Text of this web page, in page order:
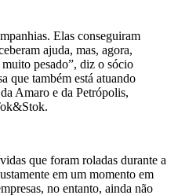
Elas conseguiram
ajuda, mas, agora,
pesado”, diz o sócio
que também está atuando
Amaro e da Petrópolis,
que foram roladas durante a
em um momento em
no entanto, ainda não